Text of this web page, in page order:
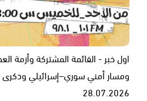
اول خبر - القائمة المشتركة وأزمة
ومسار أمني سوري–إسرائيلي
28.07.2026